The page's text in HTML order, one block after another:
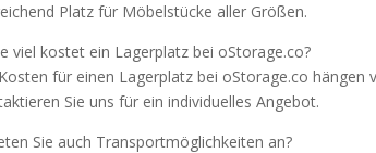
Platz für Möbelstücke aller Größen.
viel kostet ein Lagerplatz bei oStorage.co?
für einen Lagerplatz bei oStorage.co
Sie uns für ein individuelles Angebot.
Sie auch Transportmöglichkeiten an?